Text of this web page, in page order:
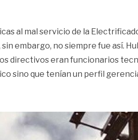
al mal servicio de la
embargo, no siempre fue así.
directivos eran funcionarios
sino que tenían un perfil